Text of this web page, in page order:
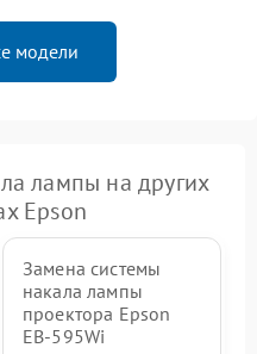
модели
лампы на других
Epson
Замена системы
накала лампы
проектора Epson
EB-595Wi